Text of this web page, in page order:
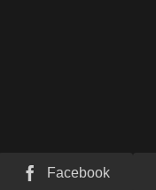
Facebook